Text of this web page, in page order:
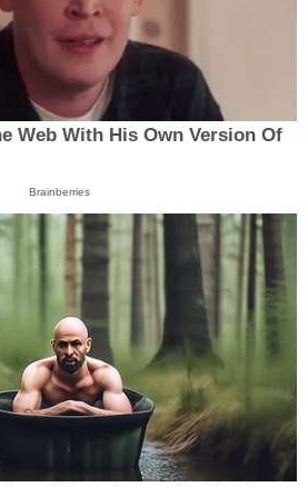
Web With His Own Version Of
Brainberries